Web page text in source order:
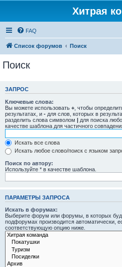
Хитрая
FAQ
Список форумов Поиск
Поиск
ЗАПРОС
Ключевые слова:
Вы можете использовать + , чтобы
результатах, и - для слов, которых в
разделить слова символом | для поиска
качестве шаблона для частичного
Искать все слова
Искать любое слово/поиск с языком
Поиск по автору:
Используйте * в качестве шаблона.
ПАРАМЕТРЫ ЗАПРОСА
Искать в форумах:
Выберите форум или форумы, в которых
подфорумах производится автоматически,
соответствующую опцию ниже.